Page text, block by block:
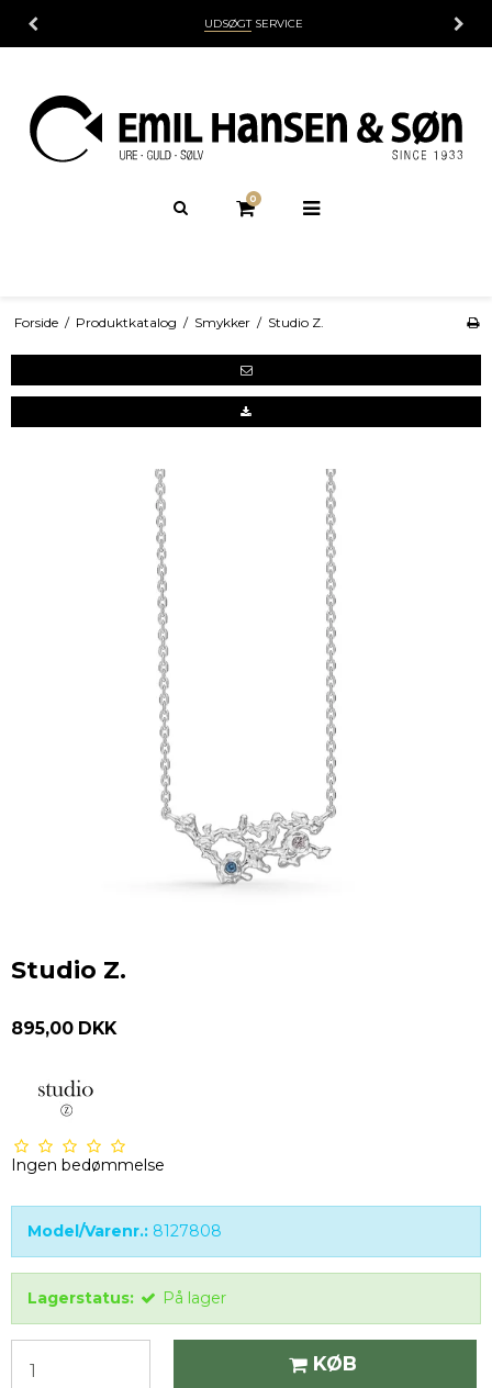
UDSØGTSERVICE
0
Forside / Produktkatalog / Smykker / Studio Z.
Studio Z.
895,00 DKK
Ingen bedømmelse
Model/Varenr.: 8127808
Lagerstatus: På lager
KØB